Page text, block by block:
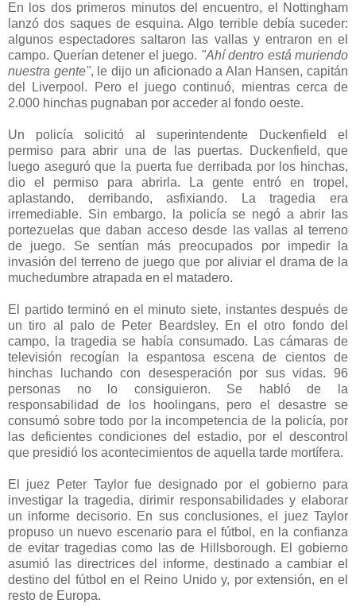
En los dos primeros minutos del encuentro, el Nottingham
lanzó dos saques de esquina. Algo terrible debía suceder:
algunos espectadores saltaron las vallas y entraron en el
campo. Querían detener el juego. "Ahí dentro está muriendo
nuestra gente", le dijo un aficionado a Alan Hansen, capitán
del Liverpool. Pero el juego continuó, mientras cerca de
2.000 hinchas pugnaban por acceder al fondo oeste.
Un policía solicitó al superintendente Duckenfield el
permiso para abrir una de las puertas. Duckenfield, que
luego aseguró que la puerta fue derribada por los hinchas,
dio el permiso para abrirla. La gente entró en tropel,
aplastando, derribando, asfixiando. La tragedia era
irremediable. Sin embargo, la policía se negó a abrir las
portezuelas que daban acceso desde las vallas al terreno
de juego. Se sentían más preocupados por impedir la
invasión del terreno de juego que por aliviar el drama de la
muchedumbre atrapada en el matadero.
El partido terminó en el minuto siete, instantes después de
un tiro al palo de Peter Beardsley. En el otro fondo del
campo, la tragedia se había consumado. Las cámaras de
televisión recogían la espantosa escena de cientos de
hinchas luchando con desesperación por sus vidas. 96
personas no lo consiguieron. Se habló de la
responsabilidad de los hoolingans, pero el desastre se
consumó sobre todo por la incompetencia de la policía, por
las deficientes condiciones del estadio, por el descontrol
que presidió los acontecimientos de aquella tarde mortífera.
El juez Peter Taylor fue designado por el gobierno para
investigar la tragedia, dirimir responsabilidades y elaborar
un informe decisorio. En sus conclusiones, el juez Taylor
propuso un nuevo escenario para el fútbol, en la confianza
de evitar tragedias como las de Hillsborough. El gobierno
asumió las directrices del informe, destinado a cambiar el
destino del fútbol en el Reino Unido y, por extensión, en el
resto de Europa.